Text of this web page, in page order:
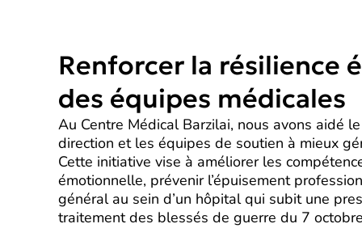
Renforcer la résilience
des équipes médicales
Au Centre Médical Barzilai, nous avons aidé
direction et les équipes de soutien à mieux
Cette initiative vise à améliorer les
émotionnelle, prévenir l’épuisement
général au sein d’un hôpital qui subit une
traitement des blessés de guerre du 7